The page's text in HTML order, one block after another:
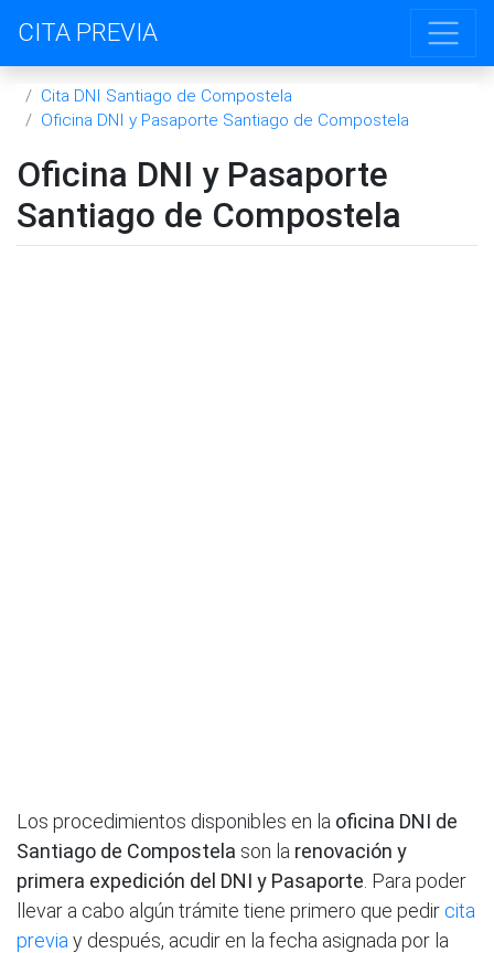
CITA PREVIA
Cita DNI Santiago de Compostela
Oficina DNI y Pasaporte Santiago de Compostela
Oficina DNI y Pasaporte
Santiago de Compostela
Los procedimientos disponibles en la oficina DNI de
Santiago de Compostela son la renovación y
primera expedición del DNI y Pasaporte . Para poder
llevar a cabo algún trámite tiene primero que pedir cita
previa y después, acudir en la fecha asignada por la